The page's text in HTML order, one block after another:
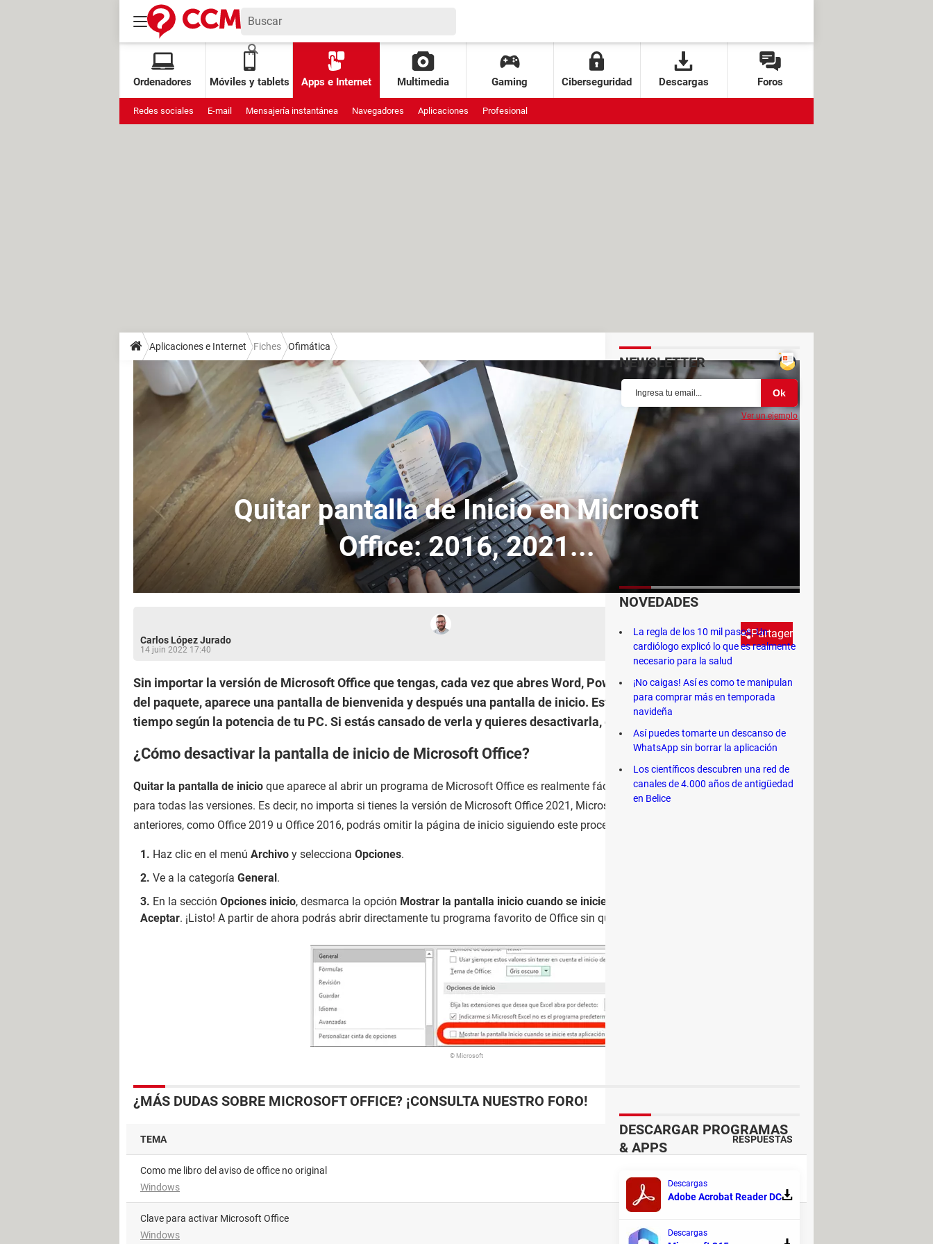
Ordenadores Móviles y tablets Apps e Internet Multimedia Gaming Ciberseguridad Descargas Foros
Redes sociales E-mail Mensajería instantánea Navegadores Aplicaciones Profesional
Aplicaciones e Internet Fiches Ofimática
Quitar pantalla de Inicio en Microsoft
Office: 2016, 2021...
Carlos López Jurado
14 juin 2022 17:40
Partager
Sin importar la versión de Microsoft Office que tengas, cada vez que abres Word, PowerPoint, Excel u otra aplicación
del paquete, aparece una pantalla de bienvenida y después una pantalla de inicio. Este proceso dura más o menos
tiempo según la potencia de tu PC. Si estás cansado de verla y quieres desactivarla, es muy fácil: ¡sigue leyendo!
¿Cómo desactivar la pantalla de inicio de Microsoft Office?
Quitar la pantalla de inicio que aparece al abrir un programa de Microsoft Office es realmente fácil. Además, es el mismo procedimiento
para todas las versiones. Es decir, no importa si tienes la versión de Microsoft Office 2021, Microsoft 365 o si sigues usando versiones
anteriores, como Office 2019 u Office 2016, podrás omitir la página de inicio siguiendo este proceso:
Haz clic en el menú Archivo y selecciona Opciones.
Ve a la categoría General.
En la sección Opciones inicio, desmarca la opción Mostrar la pantalla inicio cuando se inicie esta aplicación
Aceptar. ¡Listo! A partir de ahora podrás abrir directamente tu programa favorito de Office sin que aparezca la pantalla de inicio.
© Microsoft
¿MÁS DUDAS SOBRE MICROSOFT OFFICE? ¡CONSULTA NUESTRO FORO!
TEMA RESPUESTAS
como me libro del aviso de office no original
Windows
Clave para activar Microsoft Office
Windows
NEWSLETTER
Ver un ejemplo
NOVEDADES
La regla de los 10 mil pasos. Un
cardiólogo explicó lo que es realmente
necesario para la salud
¡No caigas! Así es como te manipulan
para comprar más en temporada
navideña
Así puedes tomarte un descanso de
WhatsApp sin borrar la aplicación
Los científicos descubren una red de
canales de 4.000 años de antigüedad
en Belice
DESCARGAR PROGRAMAS
& APPS
Descargas
Adobe Acrobat Reader DC
Descargas